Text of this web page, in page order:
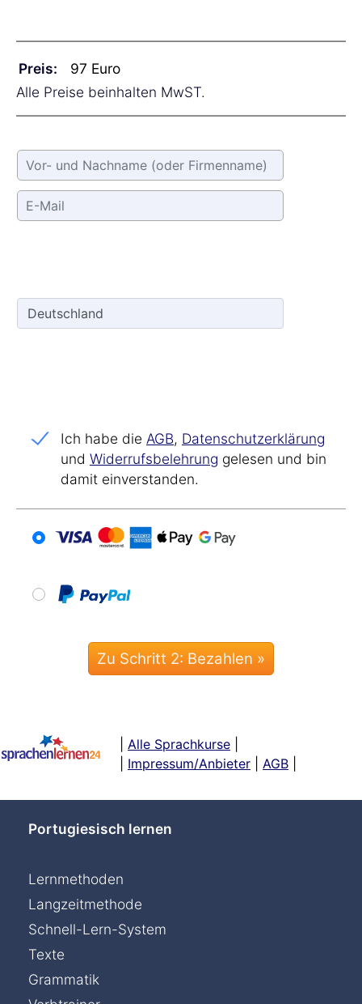
Preis:
Alle Preise beinhalten MwST.
Ich habe die AGB, Datenschutz­erklärung
und Widerrufs­belehrung gelesen und bin
damit einverstanden.
Alle Sprachkurse
Impressum/Anbieter AGB
Portugiesisch lernen
Lernmethoden
Langzeitmethode
Schnell-Lern-System
Texte
Grammatik